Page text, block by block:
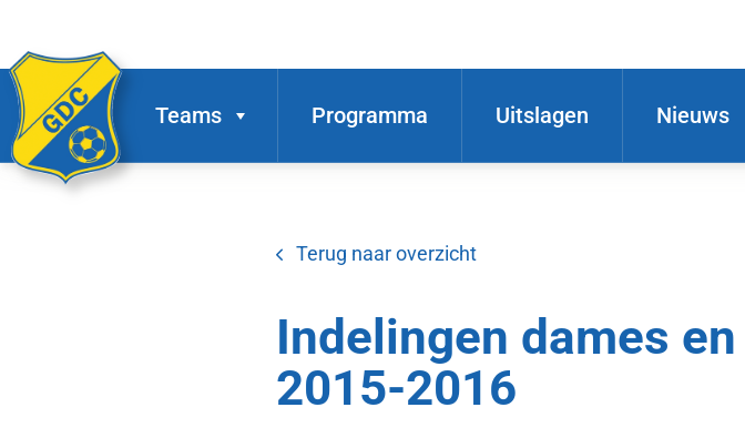
Teams Programma Uitslagen Nieuws
Terug naar overzicht
Indelingen dames
2015-2016